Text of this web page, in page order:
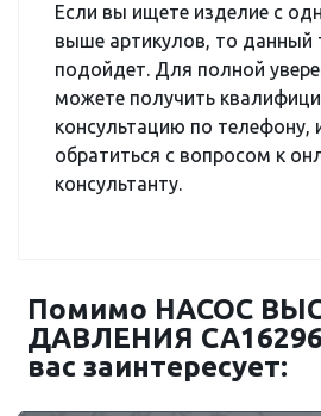
Если вы ищете изделие с
выше артикулов, то данный
подойдет. Для полной
можете получить
консультацию по телефону,
обратиться с вопросом к
консультанту.
Помимо НАСОС
ДАВЛЕНИЯ
вас заинтересует: